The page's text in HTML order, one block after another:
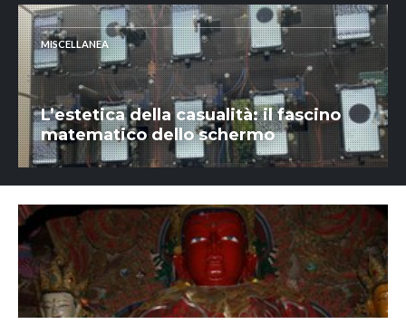
MISCELLANEA
L’estetica della casualità: il fascino
matematico dello schermo